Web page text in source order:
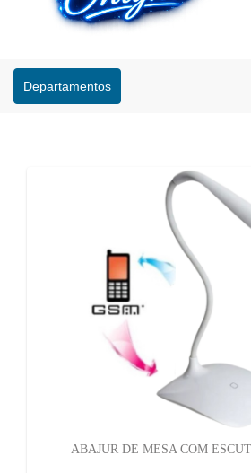
Departamentos
ABAJUR DE MESA COM